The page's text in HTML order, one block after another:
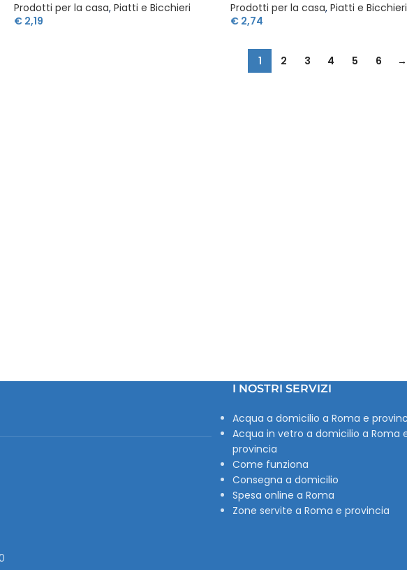
Prodotti per la casa, Piatti e Bicchieri
€2,19
Prodotti per la casa, Piatti e Bicchieri
€2,74
1 2 3 4 5 6 →
I NOSTRI SERVIZI
Acqua a domicilio a Roma e
Acqua in vetro a domicilio a Roma
provincia
Come funziona
Consegna a domicilio
Spesa online a Roma
Zone servite a Roma e provincia